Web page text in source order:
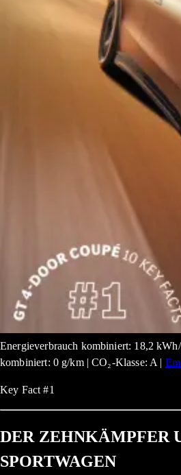
Energieverbrauch kombiniert: 18,2
kombiniert: 0 g/km | CO₂-Klasse: A |
Key Fact #1
DER ZEHNKÄMPFER
SPORTWAGEN